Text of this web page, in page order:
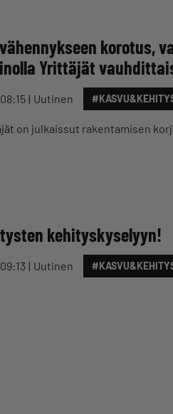
korotus,
Yrittäjät
Uutinen
on julkaissut rakentamisen
kehityskyselyyn!
Uutinen